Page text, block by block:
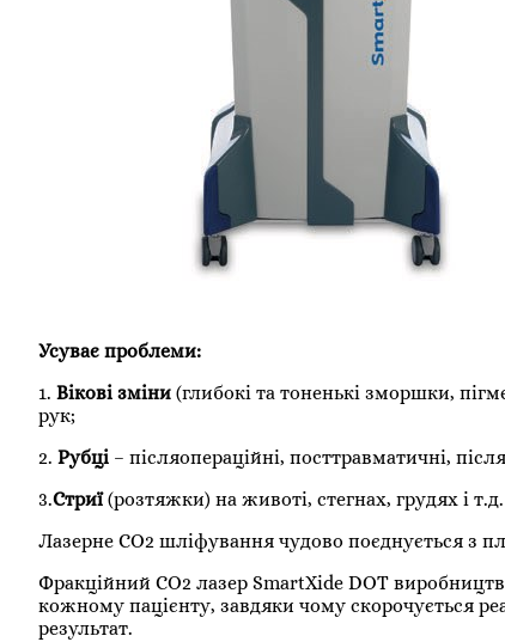
Усуває проблеми:
1. Вікові зміни (глибокі та тоненькі зморшки,
рук;
2. Рубці – післяопераційні, посттравматичні,
3.Стриї(розтяжки) на животі, стегнах, грудях і т.д.
Лазерне СО2 шліфування чудово поєднується з
Фракційний СО2 лазер SmartXide DOT
кожному пацієнту, завдяки чому скорочується
результат.